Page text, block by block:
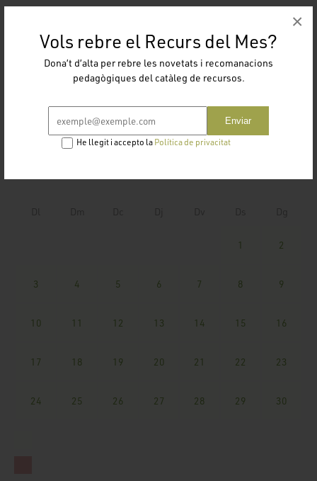
Vols rebre el Recurs del Mes?
Dona’t d’alta per rebre les novetats i recomanacions
pedagògiques del catàleg de recursos.
Enviar
He llegit i accepto la Política de privacitat
×
juul-proposta-didactica.pdf
CALENDARI DISPONIBILITAT
1 2
3 4 5 6 7 8 9
10 11 12 13 14 15 16
17 18 19 20 21 22 23
24 25 26 27 28 29 30